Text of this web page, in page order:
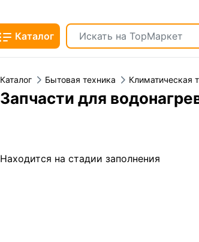
Каталог
Каталог Бытовая техника Климатическая
Запчасти для
Находится на стадии заполнения